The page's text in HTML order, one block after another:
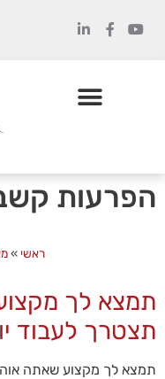
הפרעות
ראשי »
תמצא לך
תצטרך לעבוד
תמצא לך מקצוע שאתה